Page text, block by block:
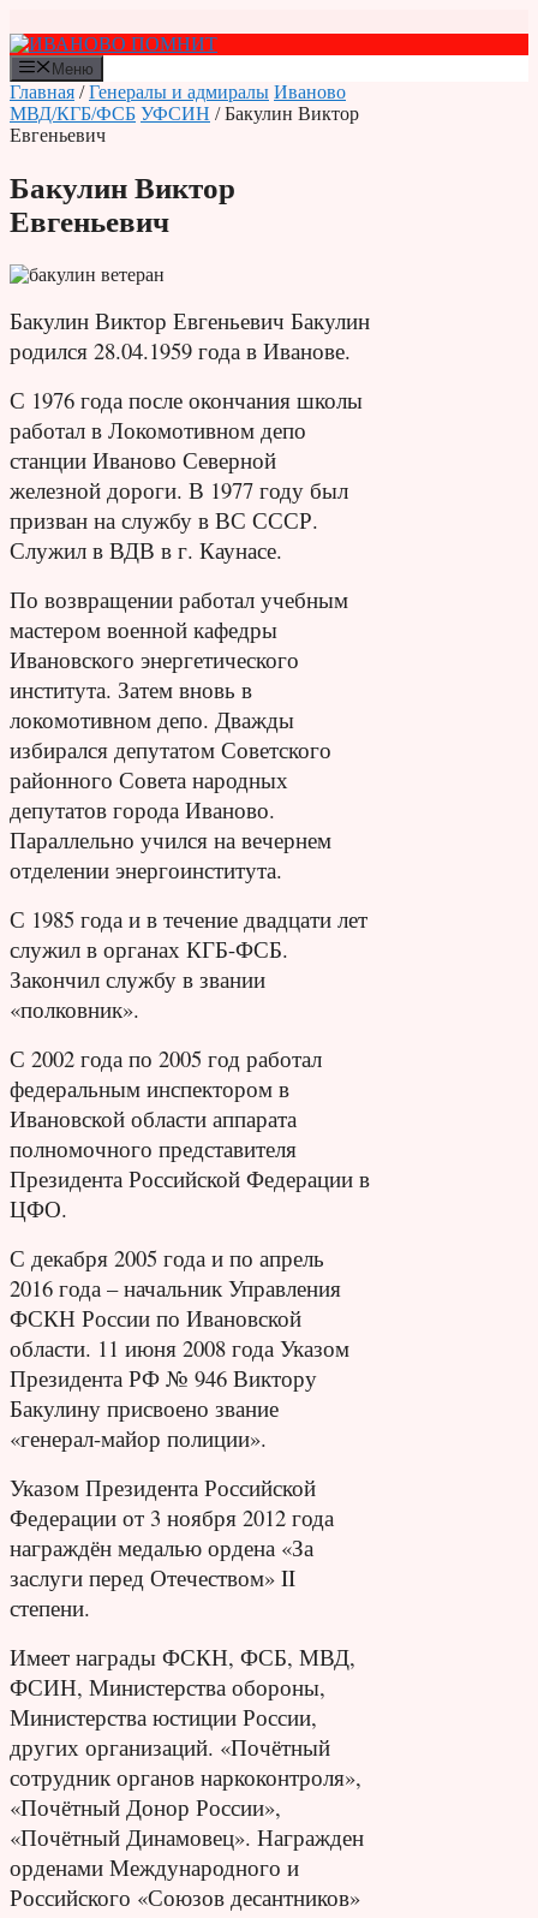
к
содержимому
Меню
Главная /Генералы и адмиралы Иваново
МВД/КГБ/ФСБ УФСИН / Бакулин Виктор
Евгеньевич
Бакулин Виктор
Евгеньевич
Бакулин Виктор Евгеньевич Бакулин
родился 28.04.1959 года в Иванове.
С 1976 года после окончания школы
работал в Локомотивном депо
станции Иваново Северной
железной дороги. В 1977 году был
призван на службу в ВС СССР.
Служил в ВДВ в г. Каунасе.
По возвращении работал учебным
мастером военной кафедры
Ивановского энергетического
института. Затем вновь в
локомотивном депо. Дважды
избирался депутатом Советского
районного Совета народных
депутатов города Иваново.
Параллельно учился на вечернем
отделении энергоинститута.
С 1985 года и в течение двадцати лет
служил в органах КГБ-ФСБ.
Закончил службу в звании
«полковник».
С 2002 года по 2005 год работал
федеральным инспектором в
Ивановской области аппарата
полномочного представителя
Президента Российской Федерации в
ЦФО.
С декабря 2005 года и по апрель
2016 года – начальник Управления
ФСКН России по Ивановской
области. 11 июня 2008 года Указом
Президента РФ № 946 Виктору
Бакулину присвоено звание
«генерал-майор полиции».
Указом Президента Российской
Федерации от 3 ноября 2012 года
награждён медалью ордена «За
заслуги перед Отечеством» II
степени.
Имеет награды ФСКН, ФСБ, МВД,
ФСИН, Министерства обороны,
Министерства юстиции России,
других организаций. «Почётный
сотрудник органов наркоконтроля»,
«Почётный Донор России»,
«Почётный Динамовец». Награжден
орденами Международного и
Российского «Союзов десантников»